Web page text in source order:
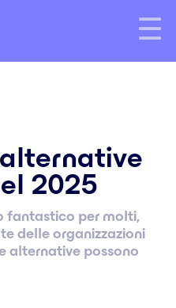
2025
fantastico per molti,
delle organizzazioni
alternative possono